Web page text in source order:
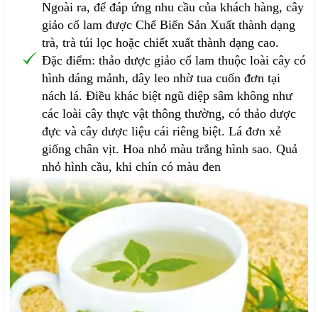
Ngoài ra, để đáp ứng nhu cầu của khách hàng, cây
giảo cổ lam được Chế Biến Sản Xuất thành dạng
trà, trà túi lọc hoặc chiết xuất thành dạng cao.
Đặc điểm: thảo dược giảo cổ lam thuộc loài cây có
hình dáng mảnh, dây leo nhờ tua cuốn đơn tại
nách lá. Điều khác biệt ngũ diệp sâm không như
các loài cây thực vật thông thường, có thảo dược
đực và cây dược liệu cái riêng biệt. Lá đơn xẻ
giống chân vịt. Hoa nhỏ màu trắng hình sao. Quả
nhỏ hình cầu, khi chín có màu đen